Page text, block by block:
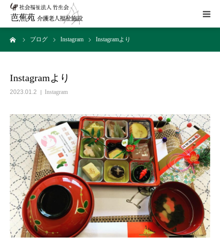
ブログ Instagram Instagramより
Instagramより
2023.01.2 Instagram
施設概要
サービス
Instagram
取組み
アクセス
お問い合わせ